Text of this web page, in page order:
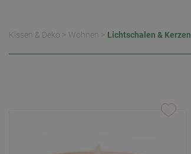
Kissen & Deko > Wohnen > Lichtschalen & Kerzen